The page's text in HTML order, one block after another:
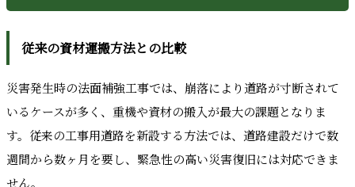
従来の資材運搬方法との比較
災害発生時の法面補強工事では、崩落により道路が寸断されて
いるケースが多く、重機や資材の搬入が最大の課題となりま
す。従来の工事用道路を新設する方法では、道路建設だけで数
週間から数ヶ月を要し、緊急性の高い災害復旧には対応できま
せん。